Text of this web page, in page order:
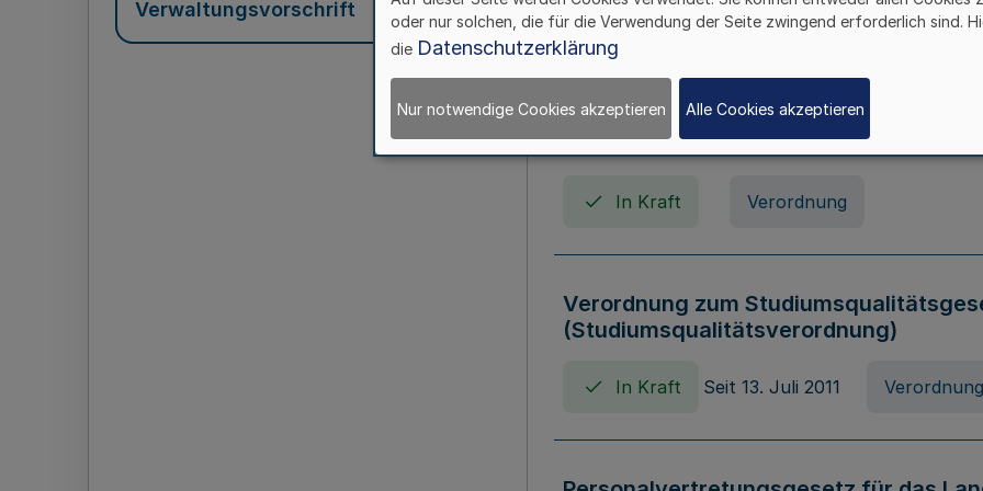
Verwaltungsvorschrift In Kraft Seit 01. April 2008 Gesetz
Verordnung über Beihilfen in Geburts-
Todesfällen (Beihilfenverordnung NRW
In Kraft Verordnung
Verordnung zum
(Studiumsqualitätsverordnung)
In Kraft Seit 13. Juli 2011 Verordnung
oder nur solchen, die für die Verwendung der Seite zwingend erforderlich sind.
die Datenschutzerklärung
Nur notwendige Cookies akzeptieren Alle Cookies akzeptieren